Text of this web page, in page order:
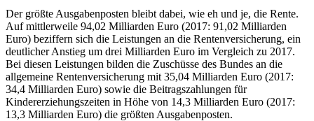
Der größte Ausgabenposten bleibt dabei, wie eh und je, die Rente.
Auf mittlerweile 94,02 Milliarden Euro (2017: 91,02 Milliarden
Euro) beziffern sich die Leistungen an die Rentenversicherung, ein
deutlicher Anstieg um drei Milliarden Euro im Vergleich zu 2017.
Bei diesen Leistungen bilden die Zuschüsse des Bundes an die
allgemeine Rentenversicherung mit 35,04 Milliarden Euro (2017:
34,4 Milliarden Euro) sowie die Beitragszahlungen für
Kindererziehungszeiten in Höhe von 14,3 Milliarden Euro (2017:
13,3 Milliarden Euro) die größten Ausgabenposten.